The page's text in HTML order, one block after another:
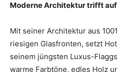
Moderne Architektur trifft
Mit seiner Architektur aus
riesigen Glasfronten, setzt
seinem jüngsten Luxus-
warme Farbtöne, edles Holz